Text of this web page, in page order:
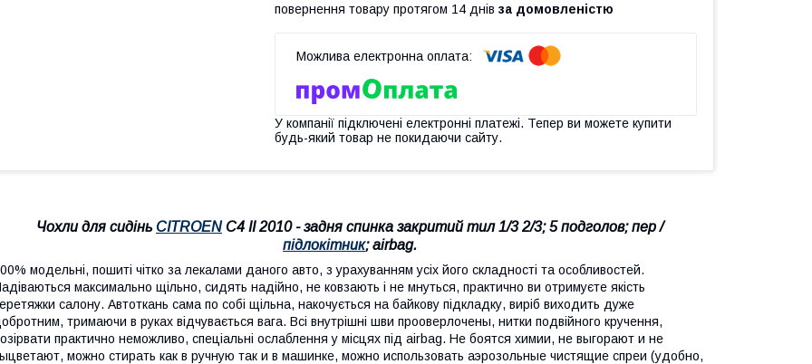
повернення товару протягом 14 днів за домовленістю
У компанії підключені електронні платежі. Тепер ви можете купити
будь-який товар не покидаючи сайту.
Чохли для сидінь CITROEN C4 II 2010 - задня спинка закритий тил 1/3 2/3; 5 подголов; пер /
підлокітник; airbag.
модельні, пошиті чітко за лекалами даного авто, з урахуванням усіх його складності та особливостей.
максимально щільно, сидять надійно, не ковзають і не мнуться, практично ви отримуєте якість
салону. Автоткань сама по собі щільна, накочується на байкову підкладку, виріб виходить дуже
тримаючи в руках відчувається вага. Всі внутрішні шви прооверлочены, нитки подвійного кручення,
практично неможливо, спеціальні ослаблення у місцях під airbag. Не боятся химии, не выгорают и не
можно стирать как в ручную так и в машинке, можно использовать аэрозольные чистящие спреи (удобно,